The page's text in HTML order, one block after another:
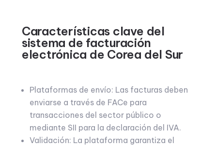
Características clave del
sistema de facturación
electrónica de Corea del Sur
Plataformas de envío: Las facturas deben
enviarse a través de FACe para
transacciones del sector público o
mediante SII para la declaración del IVA.
Validación: La plataforma garantiza el